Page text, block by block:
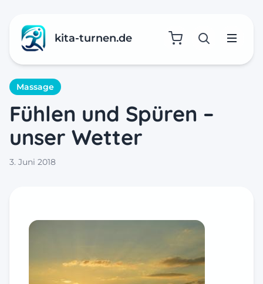
kita-turnen.de SucheMenü
Massage
Fühlen und Spüren –
unser Wetter
3. Juni 2018